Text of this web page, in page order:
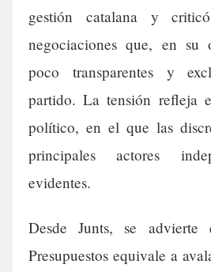
gestión catalana y
negociaciones que, en su
poco transparentes y
partido. La tensión refleja
político, en el que las
principales actores
evidentes.
Desde Junts, se advierte
Presupuestos equivale a